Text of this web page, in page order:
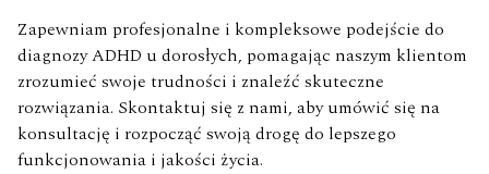
Zapewniam profesjonalne i kompleksowe podejście do
diagnozy ADHD u dorosłych, pomagając naszym klientom
zrozumieć swoje trudności i znaleźć skuteczne
rozwiązania. Skontaktuj się z nami, aby umówić się na
konsultację i rozpocząć swoją drogę do lepszego
funkcjonowania i jakości życia.